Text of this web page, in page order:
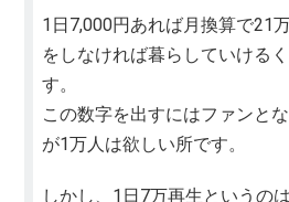
1日7,000円あれば月換算で21
をしなければ暮らしていける
す。
この数字を出すにはファンと
が1万人は欲しい所です。
しかし、1日7万再生というの